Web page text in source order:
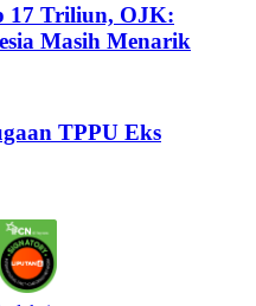
17 Triliun, OJK:
Masih Menarik
TPPU Eks